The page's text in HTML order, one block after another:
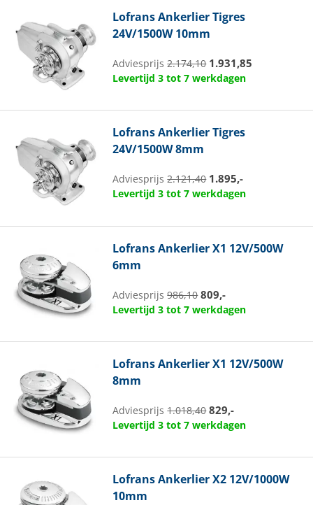
LofransAnkerlier Tigres
24V/1500W 10mm
Adviesprijs2.174,10 1.931,85
Levertijd 3 tot 7 werkdagen
LofransAnkerlier Tigres
24V/1500W 8mm
Adviesprijs2.121,40 1.895,-
Levertijd 3 tot 7 werkdagen
LofransAnkerlier X1 12V/500W
6mm
Adviesprijs986,10 809,-
Levertijd 3 tot 7 werkdagen
LofransAnkerlier X1 12V/500W
8mm
Adviesprijs1.018,40 829,-
Levertijd 3 tot 7 werkdagen
LofransAnkerlier X2 12V/1000W
10mm